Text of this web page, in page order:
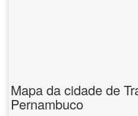
Mapa da cidade de
Pernambuco